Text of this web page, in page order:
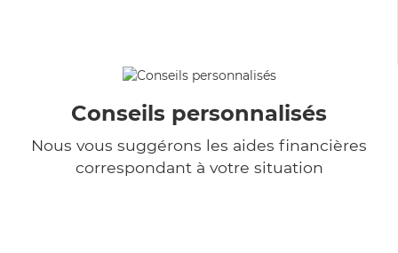
Conseils personnalisés
Nous vous suggérons les aides financières
correspondant à votre situation